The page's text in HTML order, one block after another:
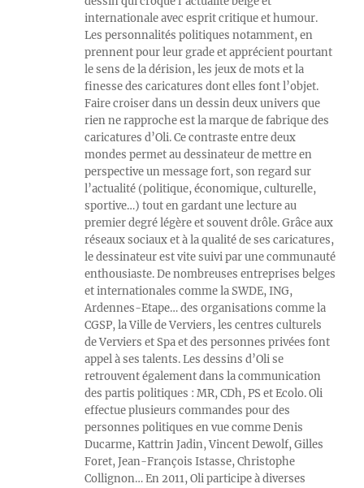
internationale avec esprit critique et humour.
Les personnalités politiques notamment, en
prennent pour leur grade et apprécient pourtant
le sens de la dérision, les jeux de mots et la
finesse des caricatures dont elles font l’objet.
Faire croiser dans un dessin deux univers que
rien ne rapproche est la marque de fabrique des
caricatures d’Oli. Ce contraste entre deux
mondes permet au dessinateur de mettre en
perspective un message fort, son regard sur
l’actualité (politique, économique, culturelle,
sportive…) tout en gardant une lecture au
premier degré légère et souvent drôle. Grâce aux
réseaux sociaux et à la qualité de ses caricatures,
le dessinateur est vite suivi par une communauté
enthousiaste. De nombreuses entreprises belges
et internationales comme la SWDE, ING,
Ardennes-Etape… des organisations comme la
CGSP, la Ville de Verviers, les centres culturels
de Verviers et Spa et des personnes privées font
appel à ses talents. Les dessins d’Oli se
retrouvent également dans la communication
des partis politiques : MR, CDh, PS et Ecolo. Oli
effectue plusieurs commandes pour des
personnes politiques en vue comme Denis
Ducarme, Kattrin Jadin, Vincent Dewolf, Gilles
Foret, Jean-François Istasse, Christophe
Collignon… En 2011, Oli participe à diverses